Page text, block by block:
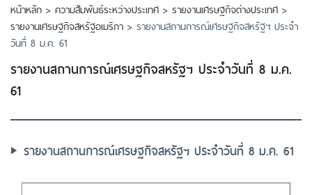
หน้าหลัก > ความสัมพันธ์ระหว่างประเทศ > รายงานเศรษฐกิจต่างประเทศ >
รายงานเศรษฐกิจสหรัฐอเมริกา > รายงานสถานการณ์เศรษฐกิจสหรัฐฯ ประจำ
วันที่ 8 ม.ค. 61
รายงานสถานการณ์เศรษฐกิจสหรัฐฯ ประจำวันที่ 8 ม.ค.
61
รายงานสถานการณ์เศรษฐกิจสหรัฐฯ ประจำวันที่ 8 ม.ค. 61